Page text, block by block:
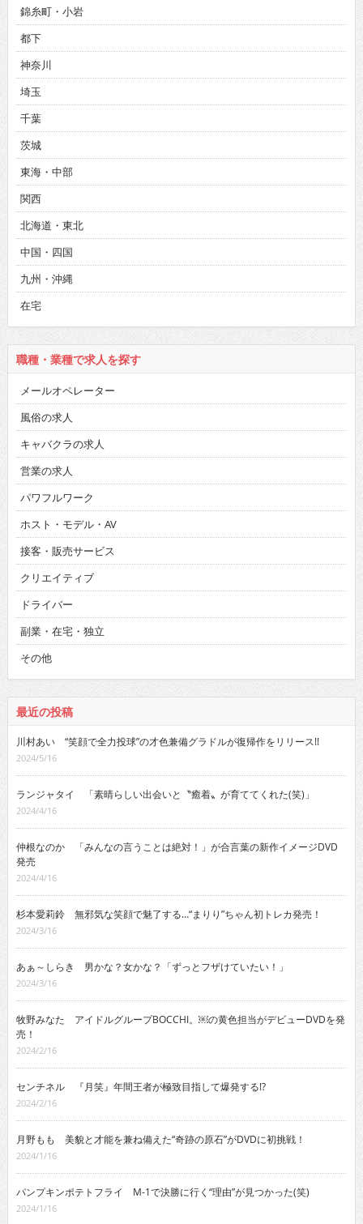
錦糸町・小岩
都下
神奈川
埼玉
千葉
茨城
東海・中部
関西
北海道・東北
中国・四国
九州・沖縄
在宅
職種・業種で求人を探す
メールオペレーター
風俗の求人
キャバクラの求人
営業の求人
パワフルワーク
ホスト・モデル・AV
接客・販売サービス
クリエイティブ
ドライバー
副業・在宅・独立
その他
最近の投稿
川村あい “笑顔で全力投球”の才色兼備グラドルが復帰作をリリース!!
2024/5/16
ランジャタイ 「素晴らしい出会いと〝癒着〟が育ててくれた(笑)」
2024/4/16
仲根なのか 「みんなの言うことは絶対！」が合言葉の新作イメージDVD
発売
2024/4/16
杉本愛莉鈴 無邪気な笑顔で魅了する…“まりり”ちゃん初トレカ発売！
2024/3/16
あぁ～しらき 男かな？女かな？「ずっとフザけていたい！」
2024/3/16
牧野みなた アイドルグループBOCCHI。￼の黄色担当がデビューDVDを発
売！
2024/2/16
センチネル 『月笑』年間王者が極致目指して爆発する!?
2024/2/16
月野もも 美貌と才能を兼ね備えた“奇跡の原石”がDVDに初挑戦！
2024/1/16
パンプキンポテトフライ M-1で決勝に行く“理由”が見つかった(笑)
2024/1/16